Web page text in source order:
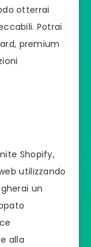
otterrai
Potrai
premium
Shopify,
utilizzando
un
alla